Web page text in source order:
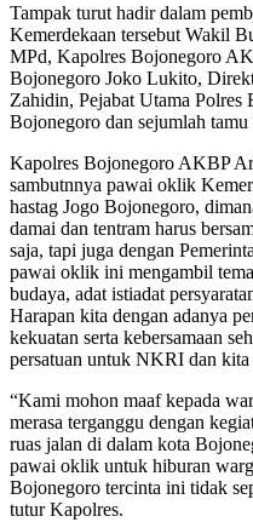
Tampak turut hadir dalam
Kemerdekaan tersebut Wakil
MPd, Kapolres Bojonegoro
Bojonegoro Joko Lukito,
Zahidin, Pejabat Utama
Bojonegoro dan sejumlah
Kapolres Bojonegoro AKBP
sambutnnya pawai oklik
hastag Jogo Bojonegoro,
damai dan tentram harus
saja, tapi juga dengan
pawai oklik ini mengambil
budaya, adat istiadat
Harapan kita dengan adanya
kekuatan serta kebersamaan
persatuan untuk NKRI dan kita
“Kami mohon maaf kepada
merasa terganggu dengan
ruas jalan di dalam kota
pawai oklik untuk hiburan
Bojonegoro tercinta ini tidak
tutur Kapolres.